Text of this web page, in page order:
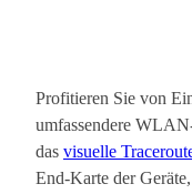
Profitieren Sie von
umfassendere
das visuelle
End-Karte der